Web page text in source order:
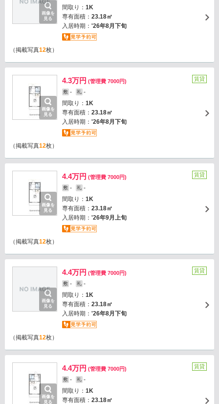
画像を
見る
間取り： 1K
専有面積： 23.18㎡
入居時期： '26年8月下旬
（掲載写真12枚）
画像を
見る
4.3万円 (管理費 7000円)
敷 - 礼 -
間取り： 1K
専有面積： 23.18㎡
入居時期： '26年8月下旬
賃貸
（掲載写真12枚）
画像を
見る
4.4万円 (管理費 7000円)
敷 - 礼 -
間取り： 1K
専有面積： 23.18㎡
入居時期： '26年9月上旬
賃貸
（掲載写真12枚）
画像を
見る
4.4万円 (管理費 7000円)
敷 - 礼 -
間取り： 1K
専有面積： 23.18㎡
入居時期： '26年8月下旬
賃貸
（掲載写真12枚）
画像を
見る
4.4万円 (管理費 7000円)
敷 - 礼 -
間取り： 1K
専有面積： 23.18㎡
賃貸